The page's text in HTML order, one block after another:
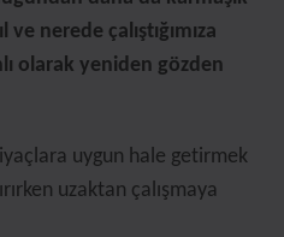
nerede çalıştığımıza
olarak yeniden gözden
uygun hale getirmek
uzaktan çalışmaya